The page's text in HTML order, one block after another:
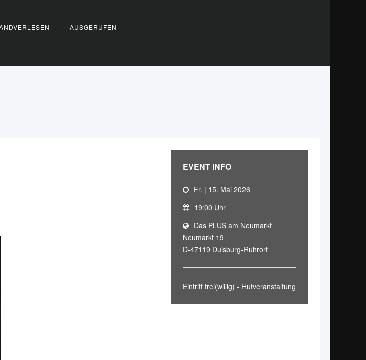
AUSGERUFEN
EVENT INFO
Fr. | 15. Mai 2026
19:00 Uhr
Das PLUS am Neumarkt
Neumarkt 19
D-47119 Duisburg-Ruhrort
Eintritt frei(willig) - Hutveranstaltung